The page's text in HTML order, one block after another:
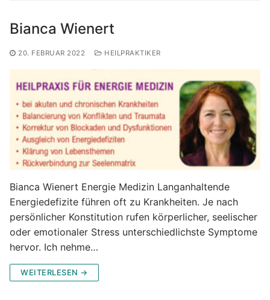
Bianca Wienert
20. FEBRUAR 2022 HEILPRAKTIKER
Bianca Wienert Energie Medizin Langanhaltende
Energiedefizite führen oft zu Krankheiten. Je nach
persönlicher Konstitution rufen körperlicher, seelischer
oder emotionaler Stress unterschiedlichste Symptome
hervor. Ich nehme…
WEITERLESEN →